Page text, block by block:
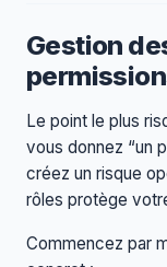
Gestion
Le point le plus
vous donnez “un
créez un risque
rôles protège
Commencez par